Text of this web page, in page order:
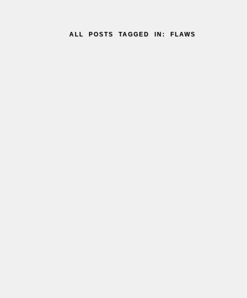
ALL POSTS TAGGED IN: FLAWS